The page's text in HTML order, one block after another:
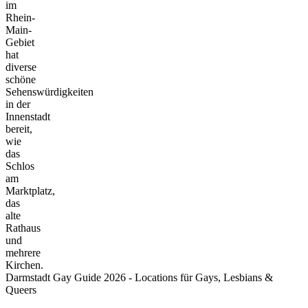
im
Rhein-
Main-
Gebiet
hat
diverse
schöne
Sehenswürdigkeiten
in der
Innenstadt
bereit,
wie
das
Schlos
am
Marktplatz,
das
alte
Rathaus
und
mehrere
Kirchen.
Darmstadt Gay Guide 2026 - Locations für Gays, Lesbians &
Queers